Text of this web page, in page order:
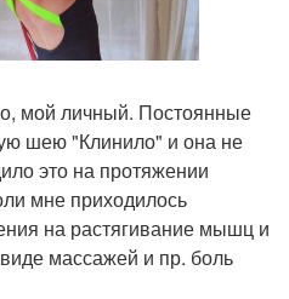
мой личный. Постоянные
шею "Клинило" и она не
это на протяжении
мне приходилось
на растягивание мышц и
массажей и пр. боль